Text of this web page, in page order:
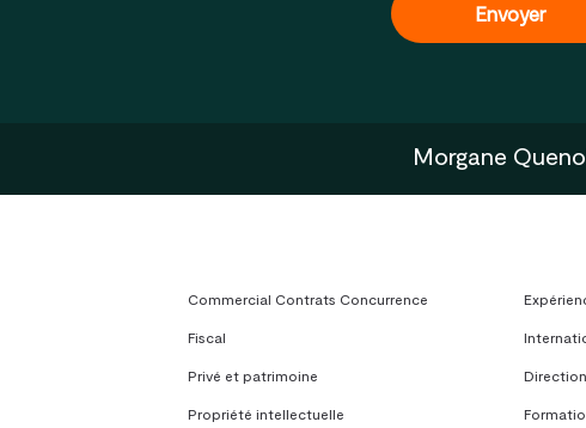
Morgane
Commercial Contrats Concurrence
Fiscal
Privé et patrimoine
Propriété intellectuelle